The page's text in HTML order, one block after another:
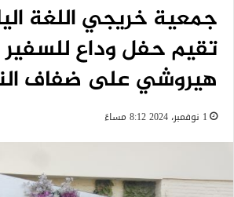
جمعية خريجي اللغة
تقيم حفل وداع للسفير
هيروشي على ضفاف
1 نوفمبر، 2024 8:12 مساءً